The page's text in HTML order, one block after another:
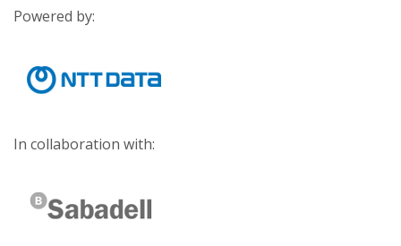
Powered by:
In collaboration with: